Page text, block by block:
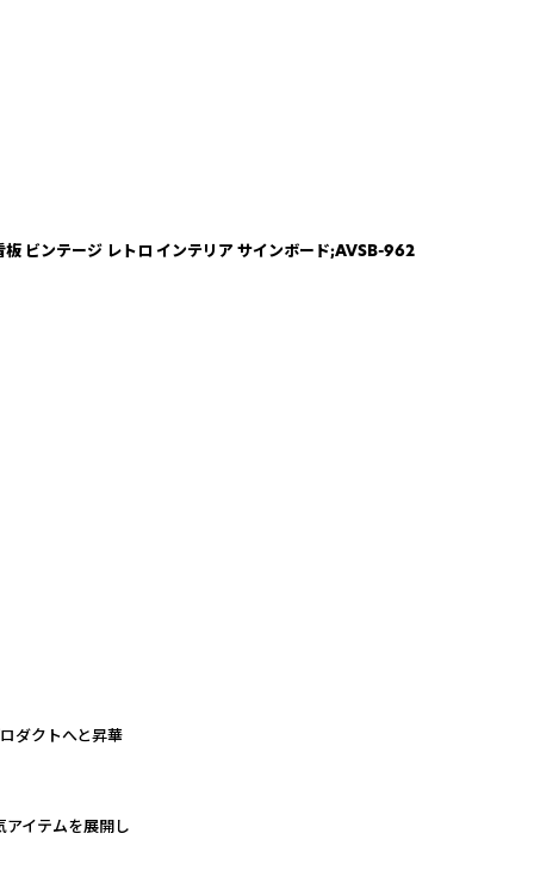
ビンテージ レトロ インテリア サインボード;AVSB-962
ダクトへと昇華
アイテムを展開し